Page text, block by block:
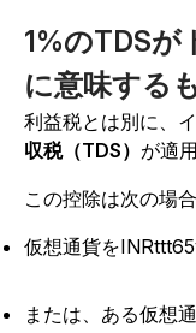
1%のTDSが
に意味する
利益税とは別に、
収税（TDS） が適
この控除は次の場
仮想通貨を
または、ある仮想